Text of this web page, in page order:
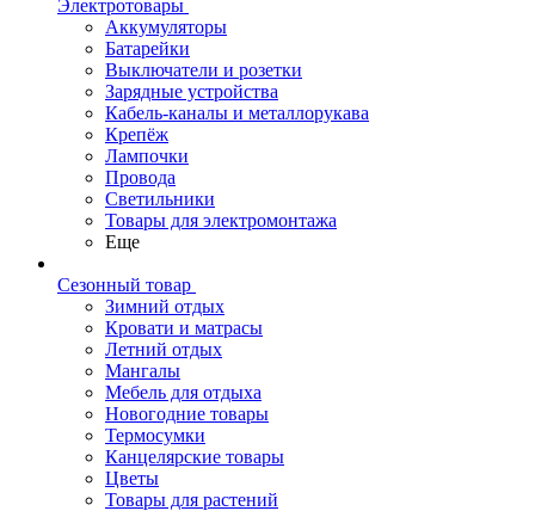
Электротовары
Аккумуляторы
Батарейки
Выключатели и розетки
Зарядные устройства
Кабель-каналы и металлорукава
Крепёж
Лампочки
Провода
Светильники
Товары для электромонтажа
Еще
Сезонный товар
Зимний отдых
Кровати и матрасы
Летний отдых
Мангалы
Мебель для отдыха
Новогодние товары
Термосумки
Канцелярские товары
Цветы
Товары для растений